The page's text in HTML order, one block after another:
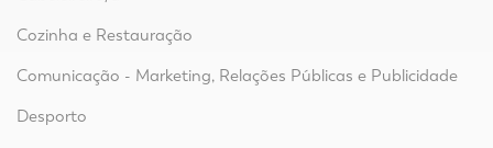
Cozinha e Restauração
Comunicação - Marketing, Relações Públicas e Publicidade
Desporto